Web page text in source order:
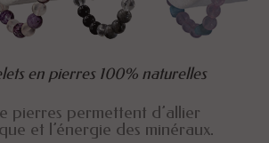
en pierres 100% naturelles
pierres permettent d’allier
et l’énergie des minéraux.